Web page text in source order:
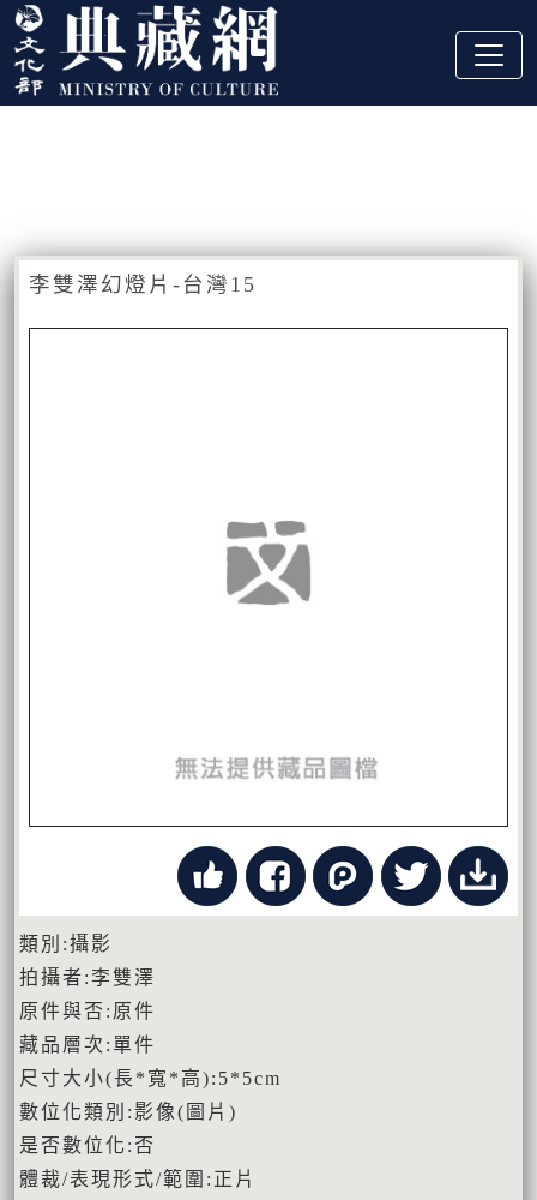
跳到主要內容
:::
李雙澤幻燈片-台灣15
類別:攝影
拍攝者:李雙澤
原件與否:原件
藏品層次:單件
尺寸大小(長*寬*高):5*5cm
數位化類別:影像(圖片)
是否數位化:否
體裁/表現形式/範圍:正片